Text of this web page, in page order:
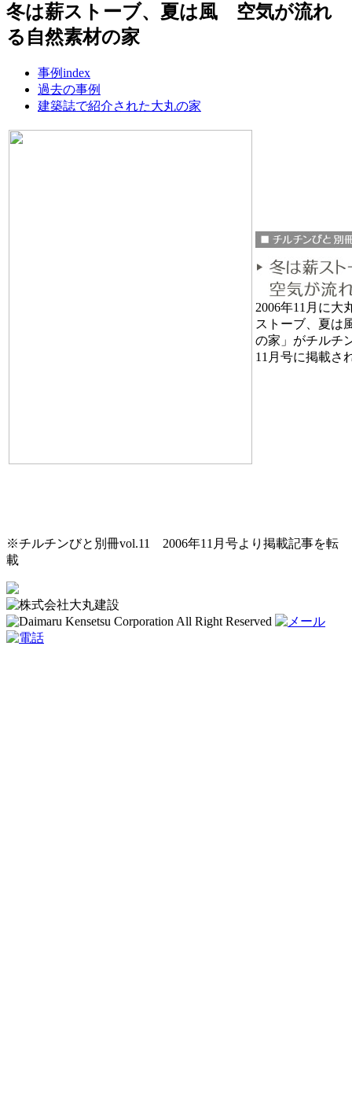
冬は薪ストーブ、夏は風 空気が流れ
る自然素材の家
事例index
過去の事例
建築誌で紹介された大丸の家
2006年11月に大
ストーブ、夏は
の家」がチルチ
11月号に掲載さ
※チルチンびと別冊vol.11 2006年11月号より掲載記事を転
載